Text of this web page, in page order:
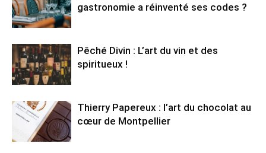
gastronomie a réinventé ses codes ?
Pêché Divin : L’art du vin et des
spiritueux !
Thierry Papereux : l’art du chocolat au
cœur de Montpellier